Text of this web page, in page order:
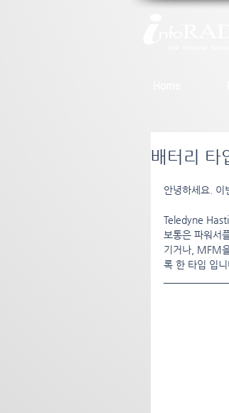
배터리
안녕하세요.
Teledyne
보통은 파워서
기거나, MFM
록 한 타입 입니